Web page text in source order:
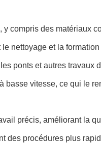
compris des matériaux
nettoyage et la
ponts et autres travaux
vitesse, ce qui le
précis, améliorant la
des procédures plus